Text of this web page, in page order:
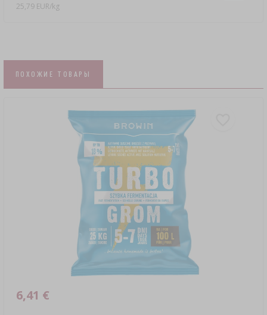
25,79 EUR/kg
ПОХОЖИЕ ТОВАРЫ
6,41 €